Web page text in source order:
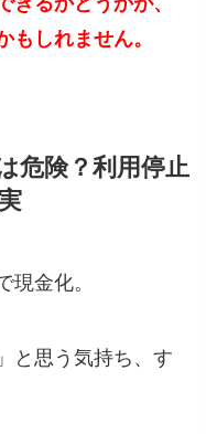
もしれません。
危険？利用停止
現金化。
と思う気持ち、す